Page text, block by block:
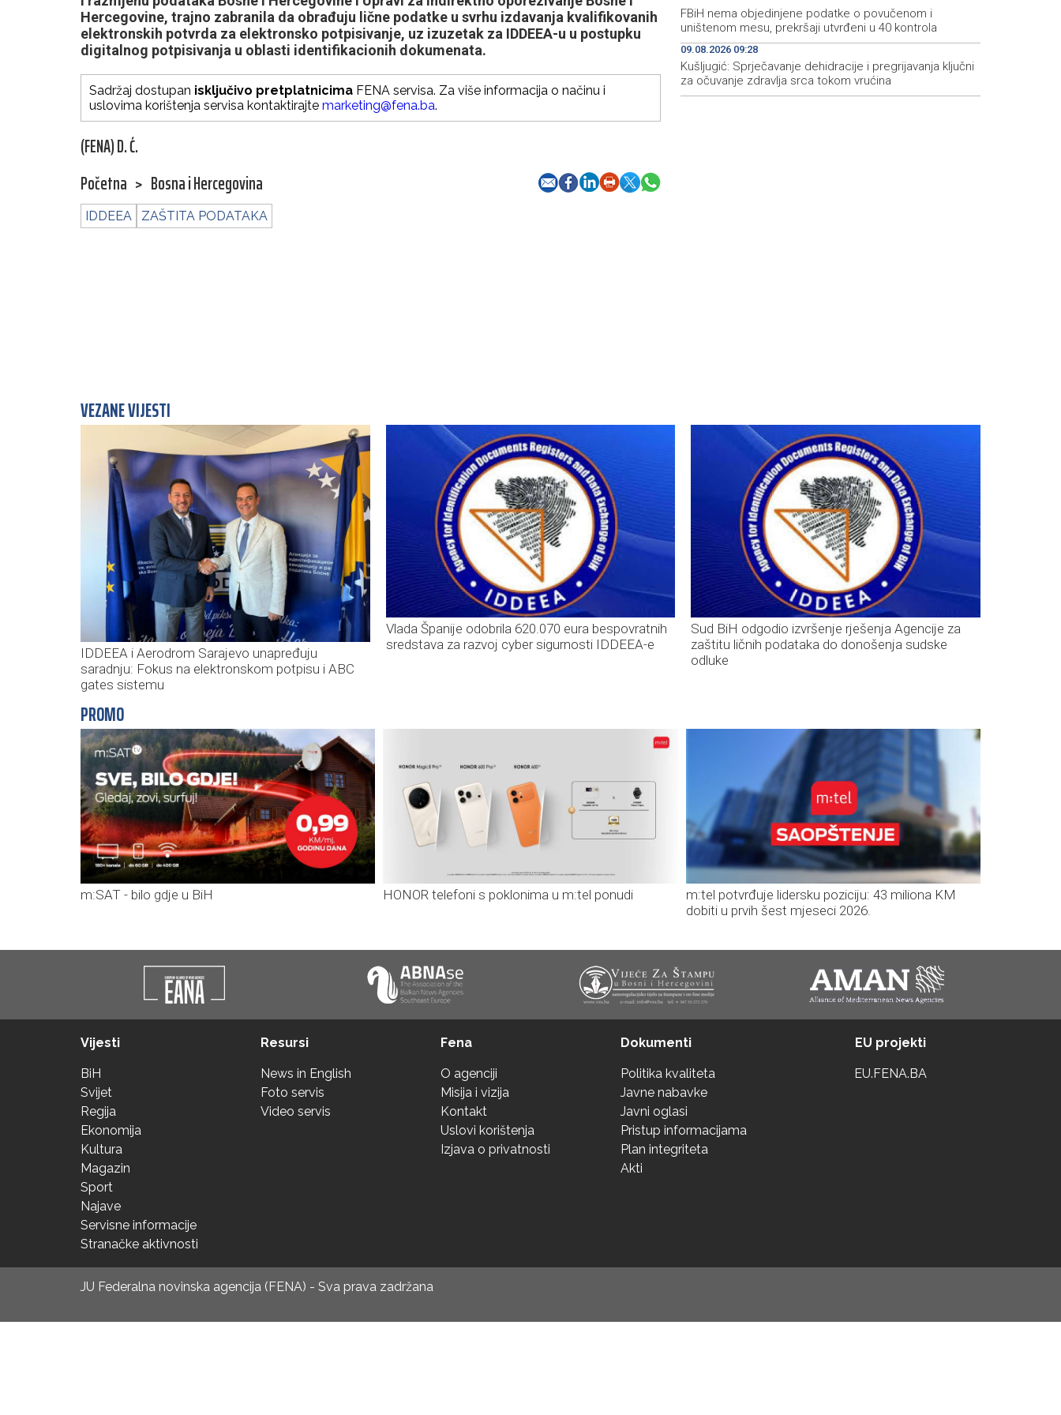
Hercegovine, trajno zabranila da obrađuju lične podatke u svrhu izdavanja kvalifikovanih
elektronskih potvrda za elektronsko potpisivanje, uz izuzetak za IDDEEA-u u postupku
digitalnog potpisivanja u oblasti identifikacionih dokumenata.
Sadržaj dostupan isključivo pretplatnicima FENA servisa. Za više informacija o načinu i
uslovima korištenja servisa kontaktirajte marketing@fena.ba.
(FENA) D. Ć.
Početna > Bosna i Hercegovina
IDDEEA ZAŠTITA PODATAKA
FBiH nema objedinjene podatke o povučenom i
uništenom mesu, prekršaji utvrđeni u 40 kontrola
09.08.2026 09:28
Kušljugić: Sprječavanje dehidracije i pregrijavanja ključni
za očuvanje zdravlja srca tokom vrućina
VEZANE VIJESTI
IDDEEA i Aerodrom Sarajevo unapređuju
saradnju: Fokus na elektronskom potpisu i ABC
gates sistemu
Vlada Španije odobrila 620.070 eura bespovratnih
sredstava za razvoj cyber sigurnosti IDDEEA-e
Sud BiH odgodio izvršenje rješenja Agencije za
zaštitu ličnih podataka do donošenja sudske
odluke
PROMO
m:SAT - bilo gdje u BiH HONOR telefoni s poklonima u m:tel ponudi
m:tel potvrđuje lidersku poziciju: 43 miliona KM
dobiti u prvih šest mjeseci 2026.
Vijesti
BiH
Svijet
Regija
Ekonomija
Kultura
Magazin
Sport
Najave
Servisne informacije
Stranačke aktivnosti
Resursi
News in English
Foto servis
Video servis
Fena
O agenciji
Misija i vizija
Kontakt
Uslovi korištenja
Izjava o privatnosti
Dokumenti
Politika kvaliteta
Javne nabavke
Javni oglasi
Pristup informacijama
Plan integriteta
Akti
EU projekti
EU.FENA.BA
JU Federalna novinska agencija (FENA) - Sva prava zadržana